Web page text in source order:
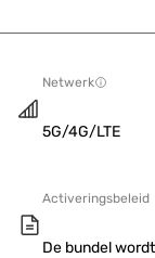
Netwerk
5G/4G/LTE
Activeringsbeleid
De bundel